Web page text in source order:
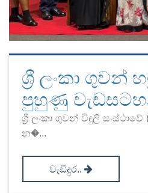
ශ්‍රී ලංකා ගුවන්
පුහුණු
ශ්‍රී ලංකා ගුවන් විදුලි
න�...
වැඩිදුර..